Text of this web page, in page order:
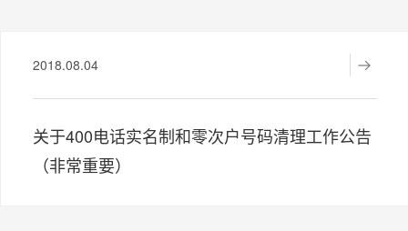
2018.08.04
关于400电话实名制和零次户号码清理工作公告
（非常重要）